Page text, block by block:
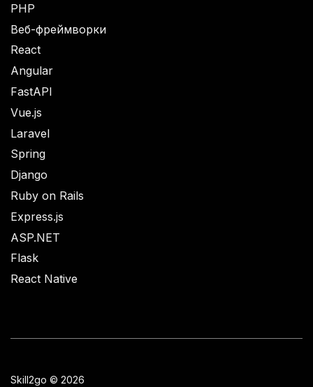
PHP
Веб-фреймворки
React
Angular
FastAPI
Vue.js
Laravel
Spring
Django
Ruby on Rails
Express.js
ASP.NET
Flask
React Native
Skill2go © 2026